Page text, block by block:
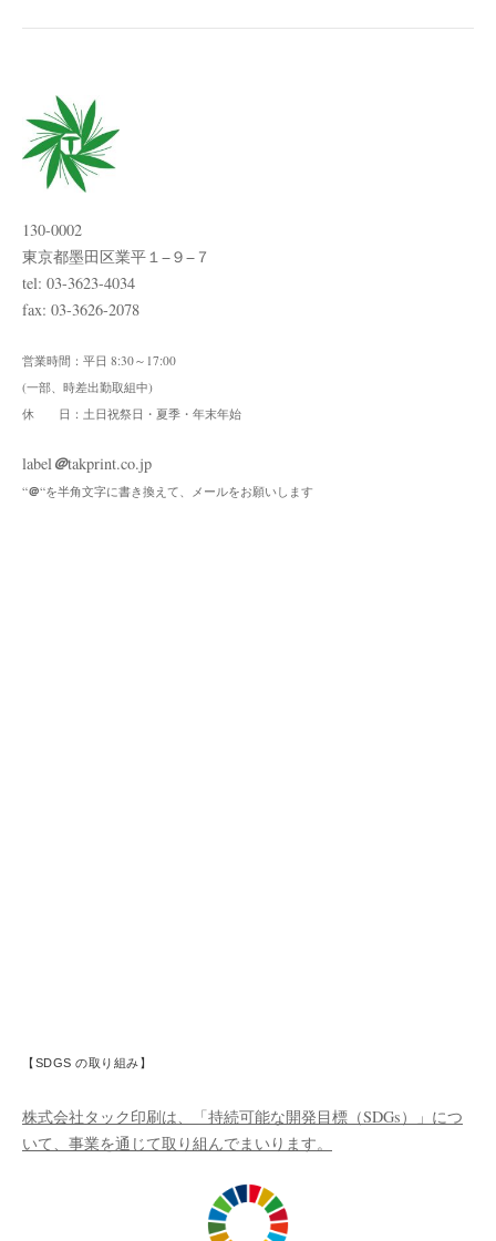
ゲ
ン
130-0002
東京都墨田区業平１−９−７
tel: 03-3623-4034
fax: 03-3626-2078
営業時間：平日 8:30～17:00
(一部、時差出勤取組中)
休 日：土日祝祭日・夏季・年末年始
label ＠takprint.co.jp
“＠“を半角文字に書き換えて、メールをお願いします
【SDGS の取り組み】
株式会社タック印刷は、「持続可能な開発目標（SDGs）」につ
いて、事業を通じて取り組んでまいります。